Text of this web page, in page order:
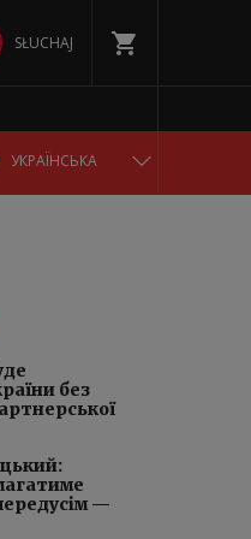
SŁUCHAJ
УКРАЇНСЬКА
БЕЛАРУСКАЯ
DEUTSCH
без
—